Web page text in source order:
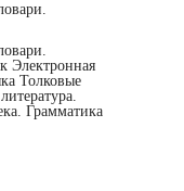
Электронная
Толковые
Грамматика